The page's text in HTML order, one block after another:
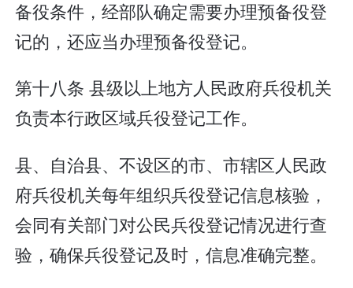
备役条件，经部队确定需要办理预备役登
记的，还应当办理预备役登记。
第十八条 县级以上地方人民政府兵役机关
负责本行政区域兵役登记工作。
县、自治县、不设区的市、市辖区人民政
府兵役机关每年组织兵役登记信息核验，
会同有关部门对公民兵役登记情况进行查
验，确保兵役登记及时，信息准确完整。